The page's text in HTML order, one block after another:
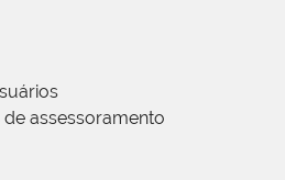
assessoramento